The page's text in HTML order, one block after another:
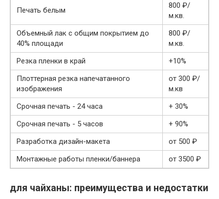
Печать белым
800 ₽/
м.кв.
Объемный лак с общим покрытием до
40% площади
800 ₽/
м.кв.
Резка пленки в край
+10%
Плоттерная резка напечатанного
изображения
от 300 ₽/
м.кв
Срочная печать - 24 часа
+ 30%
Срочная печать - 5 часов
+ 90%
Разработка дизайн-макета
от 500 ₽
Монтажные работы пленки/баннера
от 3500 ₽
для чайханы: преимущества и недостатки